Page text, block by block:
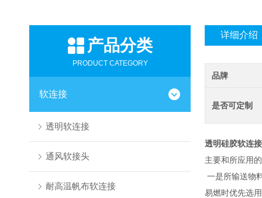
产品分类
PRODUCT CATEGORY
软连接
透明软连接
通风软接头
耐高温帆布软连接
详细介绍
品牌
是否可定制
透明硅胶软连接
主要和所应用
一是所输送物
易燃时优先选